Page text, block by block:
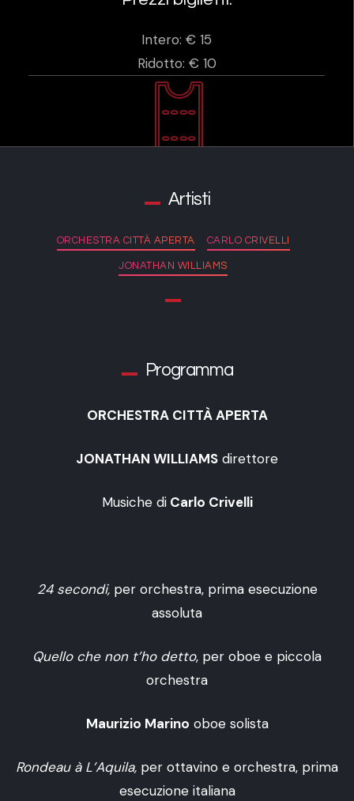
Intero: € 15
Ridotto: € 10
Artisti
ORCHESTRA CITTÀ APERTA CARLO CRIVELLI
JONATHAN WILLIAMS
Programma
ORCHESTRA CITTÀ APERTA
JONATHAN WILLIAMS direttore
Musiche diCarlo Crivelli
24 secondi, per orchestra, prima esecuzione
assoluta
Quello che non t’ho detto, per oboe e piccola
orchestra
Maurizio Marino oboe solista
Rondeau à L’Aquila, per ottavino e orchestra, prima
esecuzione italiana